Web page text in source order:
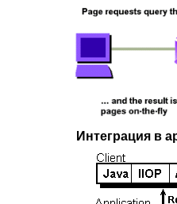
Интеграция в